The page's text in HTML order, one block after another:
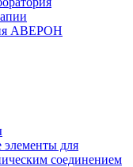
АВЕРОН
элементы для
соединением